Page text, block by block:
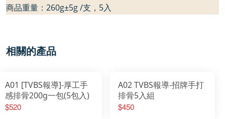
商品重量： 260g±5g /支， 5入
相關的產品
A01 [TVBS報導]-厚工手
感排骨200g一包(5包入)
$520
A02 TVBS報導-招牌手打
排骨5入組
$450